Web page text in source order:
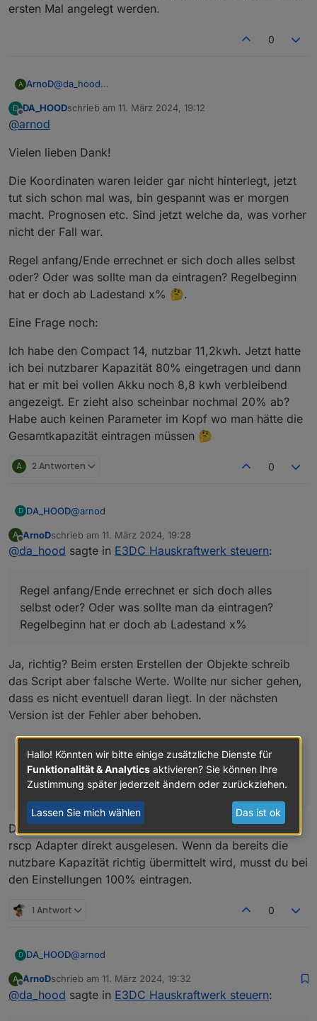
ersten Mal angelegt werden.
0
A ArnoD@da_hood
nicht gelesen werden können. Kontrolliere mal die
verwenden“ aktiviert hast, die Systemeinstellungen vom
Prüfe bitte auch mal die Werte
0_userdata.0.Charge_Control.Allgemein.Regel
beginn_MEZ
ende_MEZ,
0_userdata.0.Charge_Control.Allgemein.Ladee
nde_MEZ
ob da das Format der Uhrzeiten richtig ist also z.B. 10:00
mit Doppelpunkt und nicht 10.00.
Hatte da einen Fehler im Script, wenn die Objekte beim
ersten Mal angelegt werden.
D
Offline
DA_HOODschrieb am 11. März 2024, 19:12
zuletzt editiert von
@arnod
Vielen lieben Dank!
Die Koordinaten waren leider gar nicht hinterlegt, jetzt
tut sich schon mal was, bin gespannt was er morgen
macht. Prognosen etc. Sind jetzt welche da, was vorher
nicht der Fall war.
Regel anfang/Ende errechnet er sich doch alles selbst
oder? Oder was sollte man da eintragen? Regelbeginn
hat er doch ab Ladestand x% 🤔.
Eine Frage noch:
Ich habe den Compact 14, nutzbar 11,2kwh. Jetzt hatte
ich bei nutzbarer Kapazität 80% eingetragen und dann
hat er mit bei vollen Akku noch 8,8 kwh verbleibend
angezeigt. Er zieht also scheinbar nochmal 20% ab?
Habe auch keinen Parameter im Kopf wo man hätte die
Gesamtkapazität eintragen müssen 🤔
A 2 Antworten 0
D DA_HOOD@arnod
Vielen lieben Dank!
morgen macht. Prognosen etc. Sind jetzt welche da,
was vorher nicht der Fall war.
Regel anfang/Ende errechnet er sich doch alles
selbst oder? Oder was sollte man da eintragen?
Regelbeginn hat er doch ab Ladestand x% 🤔.
Eine Frage noch:
hatte ich bei nutzbarer Kapazität 80% eingetragen
und dann hat er mit bei vollen Akku noch 8,8 kwh
verbleibend angezeigt. Er zieht also scheinbar
nochmal 20% ab?
Habe auch keinen Parameter im Kopf wo man hätte
A
Offline
ArnoDschrieb am 11. März 2024, 19:28
zuletzt editiert von
@da_hood sagte in E3DC Hauskraftwerk steuern:
Regel anfang/Ende errechnet er sich doch alles
selbst oder? Oder was sollte man da eintragen?
Regelbeginn hat er doch ab Ladestand x%
Ja, richtig? Beim ersten Erstellen der Objekte schreib
das Script aber falsche Werte. Wollte nur sicher gehen,
dass es nicht eventuell daran liegt. In der nächsten
Version ist der Fehler aber behoben.
Er zieht also scheinbar nochmal 20% ab?
Habe auch keinen Parameter im Kopf wo man hätte
die Gesamtkapazität eintragen müssen
Die Gesamtkapazität der Batterie wird über den e3dc-
rscp Adapter direkt ausgelesen. Wenn da bereits die
nutzbare Kapazität richtig übermittelt wird, musst du bei
den Einstellungen 100% eintragen.
1 Antwort 0
D DA_HOOD@arnod
Vielen lieben Dank!
A
Offline
ArnoDschrieb am 11. März 2024, 19:32
zuletzt editiert von
@da_hood sagte in E3DC Hauskraftwerk steuern:
Hallo! Könnten wir bitte einige zusätzliche Dienste für
Funktionalität & Analytics aktivieren? Sie können Ihre
Zustimmung später jederzeit ändern oder zurückziehen.
Lassen Sie mich wählen Das ist ok